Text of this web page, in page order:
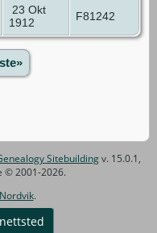
23 Okt
1912
F81242
Sitebuildingv. 15.0.1,
© 2001-2026.
.